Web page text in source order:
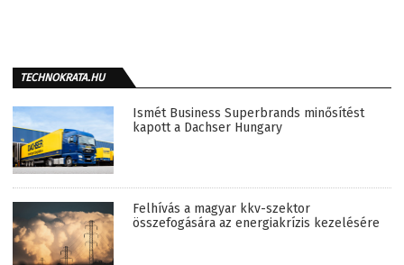
TECHNOKRATA.HU
Ismét Business Superbrands minősítést
kapott a Dachser Hungary
Felhívás a magyar kkv-szektor
összefogására az energiakrízis kezelésére